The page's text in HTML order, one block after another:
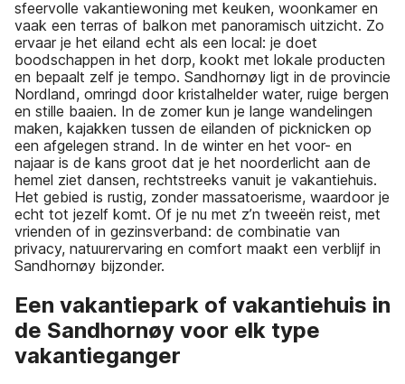
sfeervolle vakantiewoning met keuken, woonkamer en
vaak een terras of balkon met panoramisch uitzicht. Zo
ervaar je het eiland echt als een local: je doet
boodschappen in het dorp, kookt met lokale producten
en bepaalt zelf je tempo. Sandhornøy ligt in de provincie
Nordland, omringd door kristalhelder water, ruige bergen
en stille baaien. In de zomer kun je lange wandelingen
maken, kajakken tussen de eilanden of picknicken op
een afgelegen strand. In de winter en het voor- en
najaar is de kans groot dat je het noorderlicht aan de
hemel ziet dansen, rechtstreeks vanuit je vakantiehuis.
Het gebied is rustig, zonder massatoerisme, waardoor je
echt tot jezelf komt. Of je nu met z’n tweeën reist, met
vrienden of in gezinsverband: de combinatie van
privacy, natuurervaring en comfort maakt een verblijf in
Sandhornøy bijzonder.
Een vakantiepark of vakantiehuis in
de Sandhornøy voor elk type
vakantieganger